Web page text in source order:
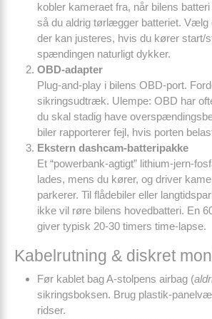
kobler kameraet fra, når bilens
så du aldrig tørlægger batteriet. Vælg
der kan justeres, hvis du kører start/
spændingen naturligt dykker.
OBD-adapter
Plug-and-play i bilens OBD-port.
sikringsudtræk. Ulempe: OBD har
du skal stadig have
biler rapporterer fejl, hvis porten
Ekstern dashcam-batteripakke
Et “powerbank-agtigt” lithium-jern-
lades, mens du kører, og driver
parkerer. Til flådebiler eller
ikke vil røre bilens hovedbatteri. En
giver typisk 20-30 timers time-lapse.
Kabelrutning & diskret
Før kablet bag A-stolpens airbag (
sikringsboksen. Brug plastik-
ridser.